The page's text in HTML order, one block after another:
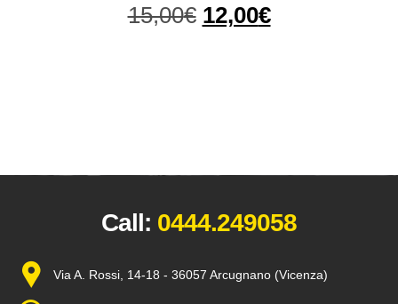
15,00€ Il
prezzo
12,00€Il
prezzo
Call: 0444.249058
Via A. Rossi, 14-18 - 36057 Arcugnano (Vicenza)